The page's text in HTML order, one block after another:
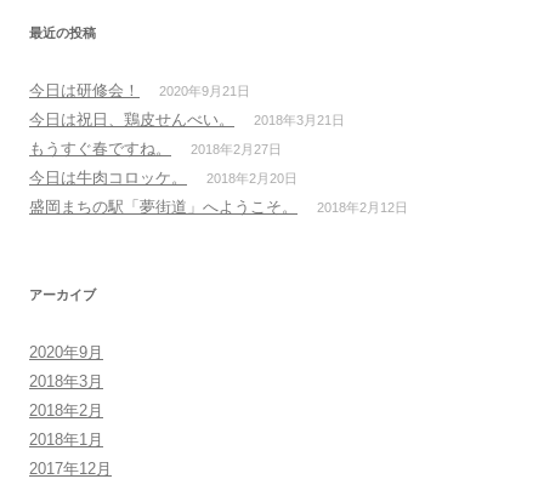
最近の投稿
今日は研修会！ 2020年9月21日
今日は祝日、鶏皮せんべい。 2018年3月21日
もうすぐ春ですね。 2018年2月27日
今日は牛肉コロッケ。 2018年2月20日
盛岡まちの駅「夢街道」へようこそ。 2018年2月12日
アーカイブ
2020年9月
2018年3月
2018年2月
2018年1月
2017年12月